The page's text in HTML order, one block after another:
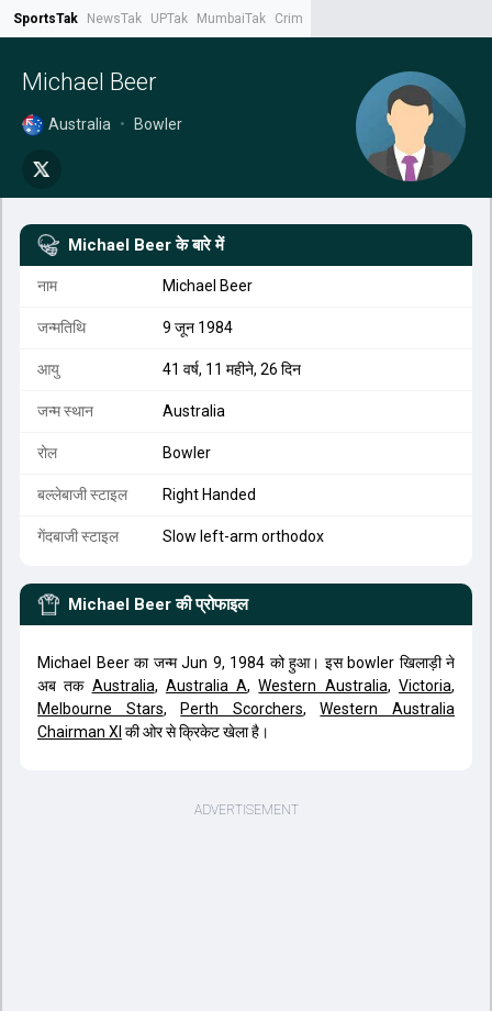
SportsTak NewsTak UPTak MumbaiTak CrimeTak
Michael Beer
Australia • Bowler
Michael Beer के बारे में
नाम Michael Beer
जन्मतिथि 9 जून 1984
आयु 41 वर्ष, 11 महीने, 26 दिन
जन्म स्थान Australia
रोल Bowler
बल्लेबाजी स्टाइल Right Handed
गेंदबाजी स्टाइल Slow left-arm orthodox
Michael Beer की प्रोफाइल
Michael Beer का जन्म Jun 9, 1984 को हुआ। इस bowler खिलाड़ी ने
अब तक Australia, Australia A,Western Australia,Victoria,
Melbourne Stars, Perth Scorchers,Western Australia
Chairman XI की ओर से क्रिकेट खेला है।